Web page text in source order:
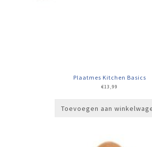
Plaatmes Kitchen Basics
€13,99
Toevoegen aan